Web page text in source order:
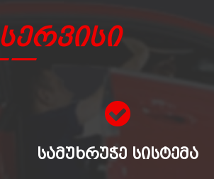
Სერვისი
ᲡᲐᲛᲣᲮᲠᲣᲭᲔ ᲡᲘᲡᲢᲔᲛᲐ